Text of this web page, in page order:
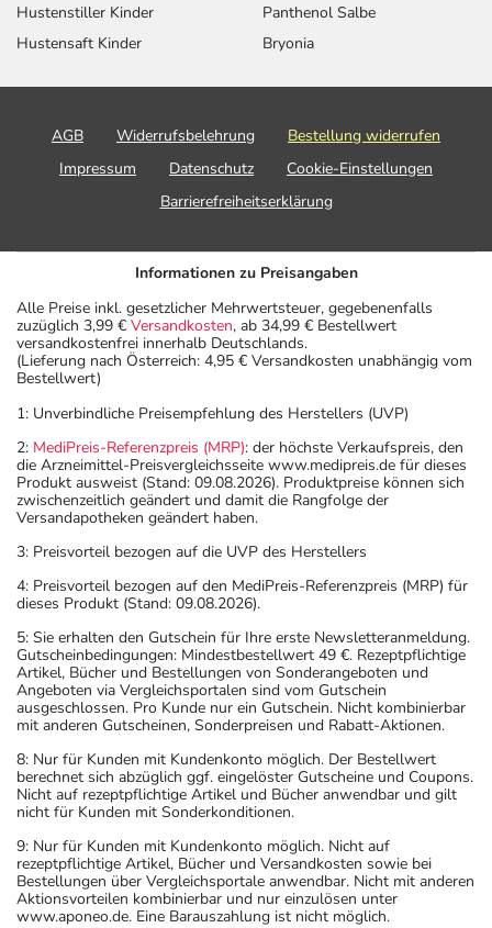
Hustenstiller Kinder
Hustensaft Kinder
Panthenol Salbe
Bryonia
AGB Widerrufsbelehrung
Bestellung widerrufen
Impressum
Datenschutz
Cookie-Einstellungen
Barrierefreiheitserklärung
Informationen zu Preisangaben
Alle Preise inkl. gesetzlicher Mehrwertsteuer, gegebenenfalls
zuzüglich 3,99 € Versandkosten, ab 34,99 € Bestellwert
versandkostenfrei innerhalb Deutschlands.
(Lieferung nach Österreich: 4,95 € Versandkosten unabhängig vom
Bestellwert)
1: Unverbindliche Preisempfehlung des Herstellers (UVP)
2: MediPreis-Referenzpreis (MRP): der höchste Verkaufspreis, den
die Arzneimittel-Preisvergleichsseite www.medipreis.de für dieses
Produkt ausweist (Stand: 09.08.2026). Produktpreise können sich
zwischenzeitlich geändert und damit die Rangfolge der
Versandapotheken geändert haben.
3: Preisvorteil bezogen auf die UVP des Herstellers
4: Preisvorteil bezogen auf den MediPreis-Referenzpreis (MRP) für
dieses Produkt (Stand: 09.08.2026).
5: Sie erhalten den Gutschein für Ihre erste Newsletteranmeldung.
Gutscheinbedingungen: Mindestbestellwert 49 €. Rezeptpflichtige
Artikel, Bücher und Bestellungen von Sonderangeboten und
Angeboten via Vergleichsportalen sind vom Gutschein
ausgeschlossen. Pro Kunde nur ein Gutschein. Nicht kombinierbar
mit anderen Gutscheinen, Sonderpreisen und Rabatt-Aktionen.
8: Nur für Kunden mit Kundenkonto möglich. Der Bestellwert
berechnet sich abzüglich ggf. eingelöster Gutscheine und Coupons.
Nicht auf rezeptpflichtige Artikel und Bücher anwendbar und gilt
nicht für Kunden mit Sonderkonditionen.
9: Nur für Kunden mit Kundenkonto möglich. Nicht auf
rezeptpflichtige Artikel, Bücher und Versandkosten sowie bei
Bestellungen über Vergleichsportale anwendbar. Nicht mit anderen
Aktionsvorteilen kombinierbar und nur einzulösen unter
www.aponeo.de. Eine Barauszahlung ist nicht möglich.